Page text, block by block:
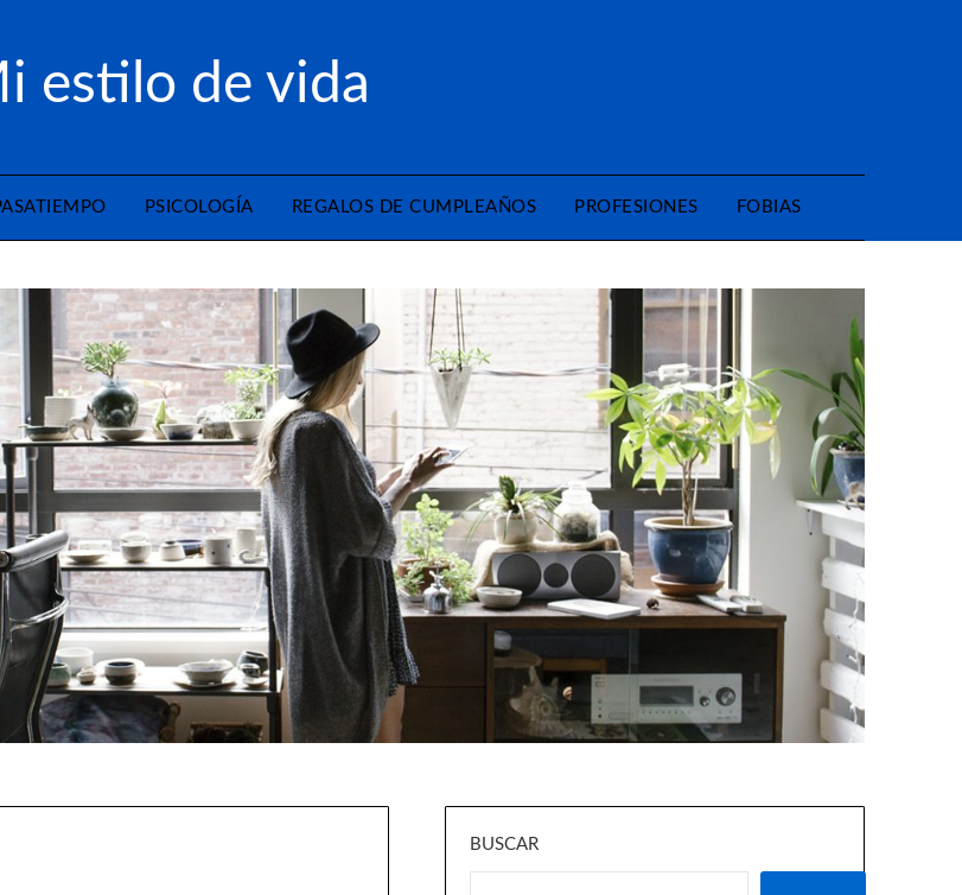
estilo de vida
PSICOLOGÍA REGALOS DE CUMPLEAÑOS PROFESIONES FOBIAS
BUSCAR